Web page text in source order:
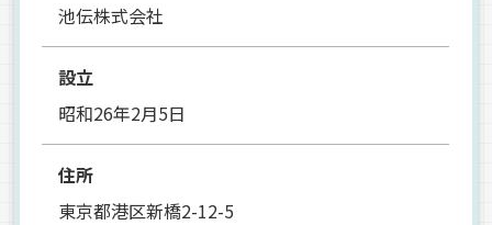
池伝株式会社
設立
昭和26年2月5日
住所
東京都港区新橋2-12-5